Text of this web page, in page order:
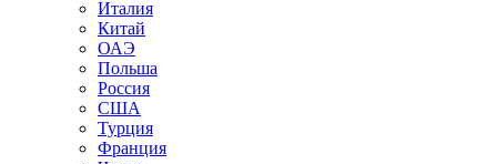
Италия
Китай
ОАЭ
Польша
Россия
США
Турция
Франция